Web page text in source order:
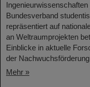
Bundesverband
repräsentiert auf
an Weltraumprojekten
Einblicke in aktuelle
der
Mehr »